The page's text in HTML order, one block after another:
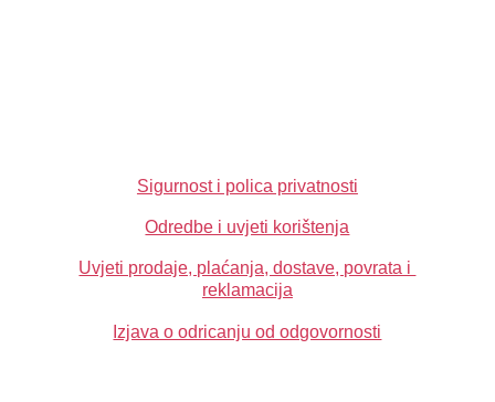
Sigurnost i polica privatnosti
Izjava o odricanju od odgovornosti
Odredbe i uvjeti korištenja
Uvjeti prodaje, plaćanja, dostave, povrata i
reklamacija